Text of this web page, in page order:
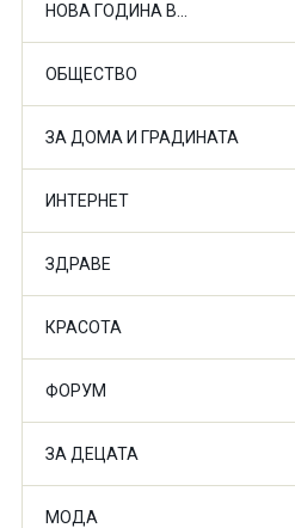
НОВА ГОДИНА В...
ОБЩЕСТВО
ЗА ДОМА И ГРАДИНАТА
ИНТЕРНЕТ
ЗДРАВЕ
КРАСОТА
ФОРУМ
ЗА ДЕЦАТА
МОДА